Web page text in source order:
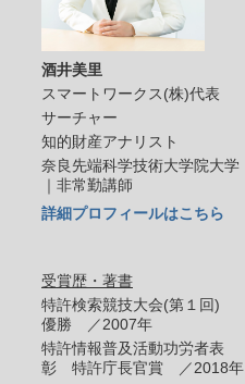
酒井美里
スマートワークス(株)代表
サーチャー
知的財産アナリスト
奈良先端科学技術大学院大学
｜非常勤講師
詳細プロフィールはこちら
受賞歴・著書
特許検索競技大会(第１回)
優勝 ／2007年
特許情報普及活動功労者表
彰 特許庁長官賞 ／2018年